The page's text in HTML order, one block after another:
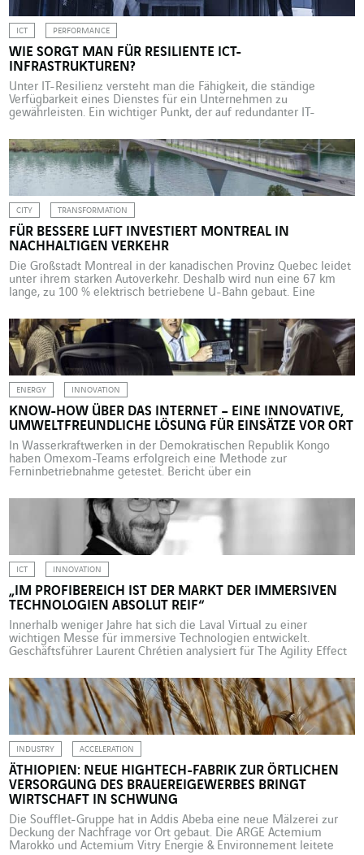
ICT PERFORMANCE
WIE SORGT MAN FÜR RESILIENTE ICT-
INFRASTRUKTUREN?
Unter IT-Resilienz versteht man die Fähigkeit, die ständige
Verfügbarkeit eines Dienstes für ein Unternehmen zu
gewährleisten. Ein wichtiger Punkt, der auf redundanter IT-
Begriff Resilienz ist in aller Munde. Es handelt sich jedoch nicht
um ein Modephänomen, sondern um einen Paradigmenwechsel.
Er wird auch nicht nur für Produktionssysteme oder
Verkehrsinfrastrukturen […]
CITY TRANSFORMATION
FÜR BESSERE LUFT INVESTIERT MONTREAL IN
NACHHALTIGEN VERKEHR
Die Großstadt Montreal in der kanadischen Provinz Quebec leidet
unter ihrem starken Autoverkehr. Deshalb wird nun eine 67 km
lange, zu 100 % elektrisch betriebene U-Bahn gebaut. Eine
ist die größte ÖPNV-Baustelle in Quebec seit 50 Jahren. Das
Réseau express métropolitain (REM), eine fahrerlose, zu 100 […]
ENERGY INNOVATION
KNOW-HOW ÜBER DAS INTERNET – EINE INNOVATIVE,
UMWELTFREUNDLICHE LÖSUNG FÜR EINSÄTZE VOR ORT
In Wasserkraftwerken in der Demokratischen Republik Kongo
haben Omexom-Teams erfolgreich eine Methode zur
Ferninbetriebnahme getestet. Bericht über ein
Wie können technische Dienstleistungen, die einen hohen Grad
an Know-how erfordern, auch an abgelegenen Standorten
erbracht werden? Diese Frage stellen sich die Ingenieurinnen und
Ingenieure von Omexom (VINCI Energies) bereits seit 2016. […]
ICT INNOVATION
„IM PROFIBEREICH IST DER MARKT DER IMMERSIVEN
TECHNOLOGIEN ABSOLUT REIF“
Innerhalb weniger Jahre hat sich die Laval Virtual zu einer
wichtigen Messe für immersive Technologien entwickelt.
Geschäftsführer Laurent Chrétien analysiert für The Agility Effect
Jean-Charles Druais Wie kam die Laval Virtual im Jahr 1999
zustande? Impulsgeber war damals Bürgermeister François
d‘Aubert. Er wünschte sich ein Instrument zur regionalen
Wirtschaftsentwicklung […]
INDUSTRY ACCELERATION
ÄTHIOPIEN: NEUE HIGHTECH-FABRIK ZUR ÖRTLICHEN
VERSORGUNG DES BRAUEREIGEWERBES BRINGT
WIRTSCHAFT IN SCHWUNG
Die Soufflet-Gruppe hat in Addis Abeba eine neue Mälzerei zur
Deckung der Nachfrage vor Ort gebaut. Die ARGE Actemium
Marokko und Actemium Vitry Energie & Environnement leitete